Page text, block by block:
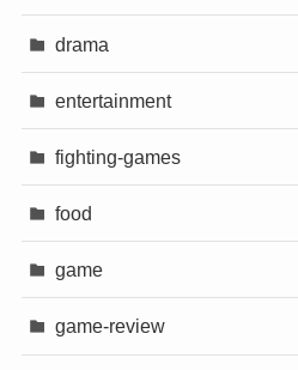
drama
entertainment
fighting-games
food
game
game-review